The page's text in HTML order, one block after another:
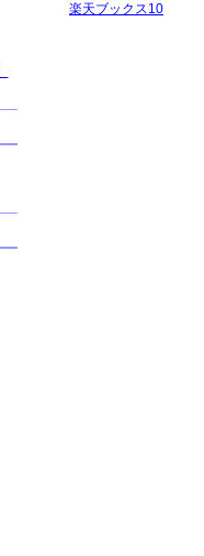
楽天ブックス10